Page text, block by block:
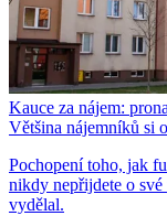
Kauce za nájem:
Většina nájemníků si
Pochopení toho, jak
nikdy nepřijdete o své
vydělal.